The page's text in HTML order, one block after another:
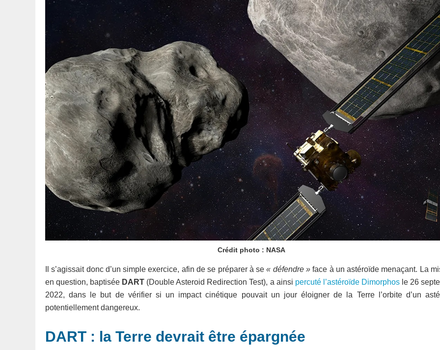
Crédit photo : NASA
Il s’agissait donc d’un simple exercice, afin de se préparer à se« défendre » face à un astéroïde menaçant. La
en question, baptisée DART (Double Asteroid Redirection Test), a ainsi percuté l’astéroïde Dimorphosle 26
2022, dans le but de vérifier si un impact cinétique pouvait un jour éloigner de la Terre l’orbite d’un
potentiellement dangereux.
DART : la Terre devrait être épargnée